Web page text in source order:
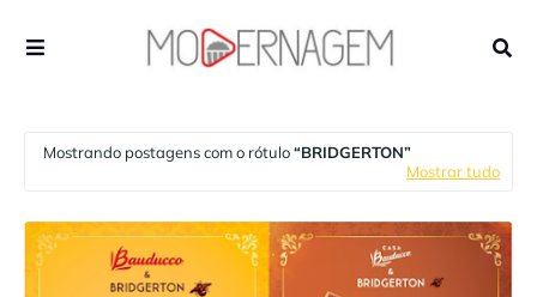
Mostrando postagens com o rótulo
BRIDGERTON
Mostrar tudo